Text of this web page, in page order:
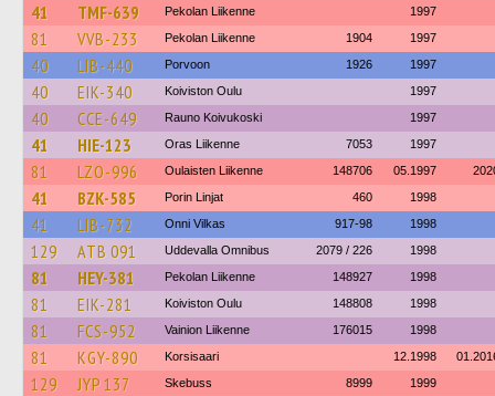
41 TMF-639 Pekolan Liikenne 1997
81 VVB-233 Pekolan Liikenne 1904 1997
40 LIB-440 Porvoon 1926 1997
40 EIK-340 Koiviston Oulu 1997
40 CCE-649 Rauno Koivukoski 1997
41 HIE-123 Oras Liikenne 7053 1997
81 LZO-996 Oulaisten Liikenne 148706 05.1997
41 BZK-585 Porin Linjat 460 1998
41 LIB-732 Onni Vilkas 917-98 1998
129 ATB 091 Uddevalla Omnibus 2079 / 226 1998
81 HEY-381 Pekolan Liikenne 148927 1998
81 EIK-281 Koiviston Oulu 148808 1998
81 FCS-952 Vainion Liikenne 176015 1998
81 KGY-890 Korsisaari 12.1998
129 JYP 137 Skebuss 8999 1999